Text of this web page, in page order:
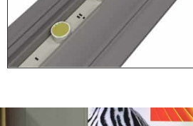
Voeten